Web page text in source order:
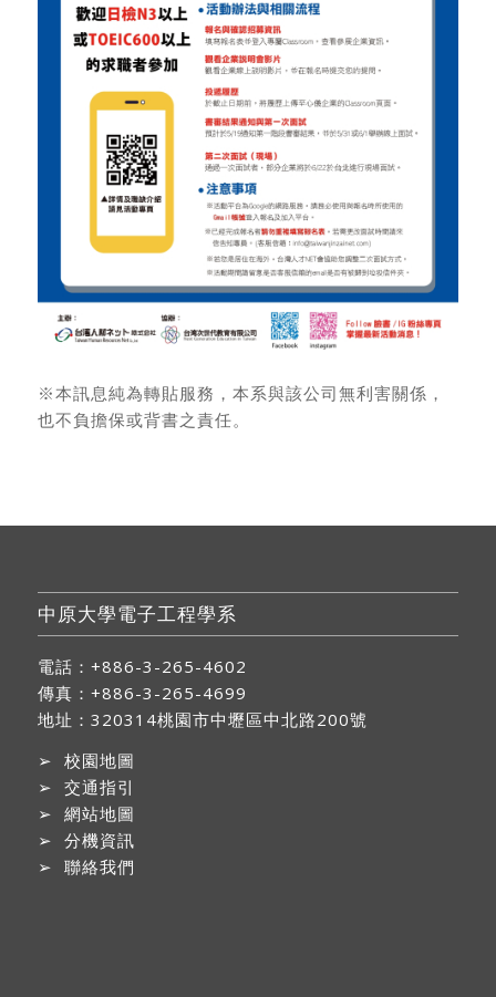
※本訊息純為轉貼服務，本系與該公司無利害關係，
也不負擔保或背書之責任。
中原大學電子工程學系
電話：+886-3-265-4602
傳真：+886-3-265-4699
地址： 320314桃園市中壢區中北路200號
➢ 校園地圖
➢ 交通指引
➢ 網站地圖
➢ 分機資訊
➢ 聯絡我們